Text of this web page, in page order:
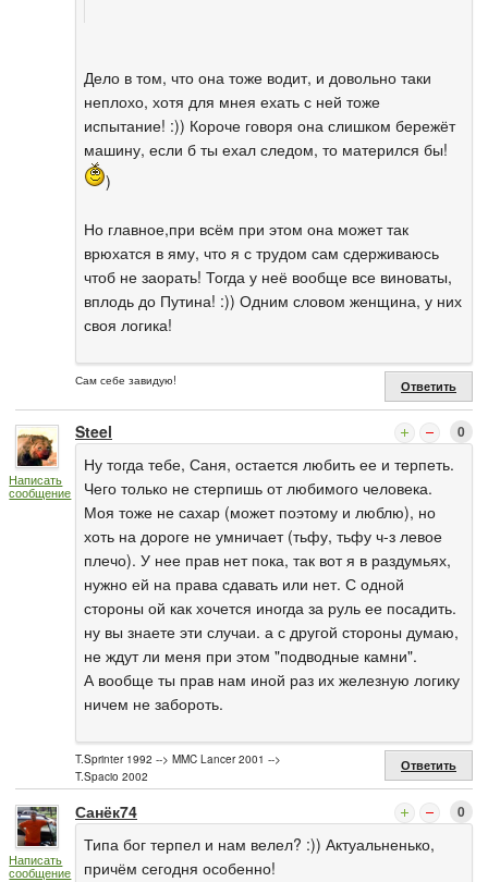
Дело в том, что она тоже водит, и довольно таки
неплохо, хотя для мнея ехать с ней тоже
испытание! :)) Короче говоря она слишком бережёт
машину, если б ты ехал следом, то матерился бы!
)
Но главное,при всём при этом она может так
врюхатся в яму, что я с трудом сам сдерживаюсь
чтоб не заорать! Тогда у неё вообще все виноваты,
вплодь до Путина! :)) Одним словом женщина, у них
своя логика!
Сам себе завидую! Ответить
Написать
сообщение
Steel 0
Ну тогда тебе, Саня, остается любить ее и терпеть.
Чего только не стерпишь от любимого человека.
Моя тоже не сахар (может поэтому и люблю), но
хоть на дороге не умничает (тьфу, тьфу ч-з левое
плечо). У нее прав нет пока, так вот я в раздумьях,
нужно ей на права сдавать или нет. С одной
стороны ой как хочется иногда за руль ее посадить.
ну вы знаете эти случаи. а с другой стороны думаю,
не ждут ли меня при этом "подводные камни".
А вообще ты прав нам иной раз их железную логику
ничем не забороть.
T.Sprinter 1992 --> MMC Lancer 2001 -->
T.Spacio 2002
Ответить
Написать
сообщение
Санёк74 0
Типа бог терпел и нам велел? :)) Актуальненько,
причём сегодня особенно!